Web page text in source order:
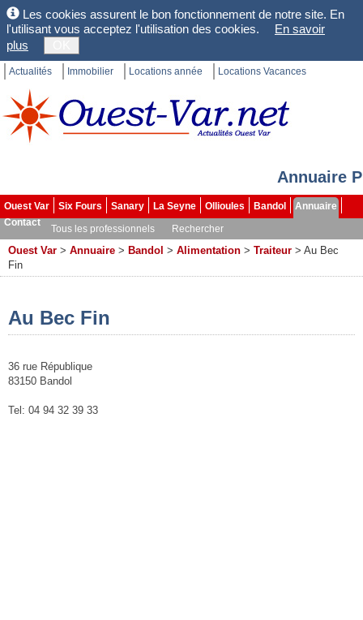
Les cookies assurent le bon fonctionnement de notre site. En
l'utilisant vous acceptez l'utilisation des cookies.
En savoir
plus
Actualités Immobilier Locations année Locations Vacances
Annuaire
Ouest Var Six Fours Sanary La Seyne Ollioules Bandol
Annuaire
Contact
Tous les professionnels Rechercher
Ouest Var > Annuaire > Bandol > Alimentation > Traiteur > Au Bec
Fin
Au Bec Fin
36 rue République
83150 Bandol
Tel: 04 94 32 39 33